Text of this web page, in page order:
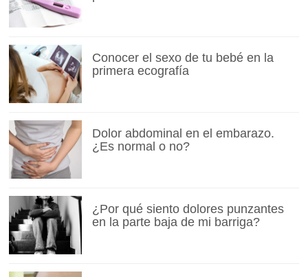
Conocer el sexo de tu bebé en la
primera ecografía
Dolor abdominal en el embarazo.
¿Es normal o no?
¿Por qué siento dolores punzantes
en la parte baja de mi barriga?